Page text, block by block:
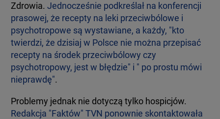
Zdrowia.Jednocześnie podkreślał na konferencji
prasowej, że recepty na leki przeciwbólowe i
psychotropowe są wystawiane, a każdy, "kto
twierdzi, że dzisiaj w Polsce nie można przepisać
recepty na środek przeciwbólowy czy
psychotropowy, jest w błędzie" i " po prostu mówi
nieprawdę".
Problemy jednak nie dotyczą tylko hospicjów.
Redakcja "Faktów" TVN ponownie skontaktowała